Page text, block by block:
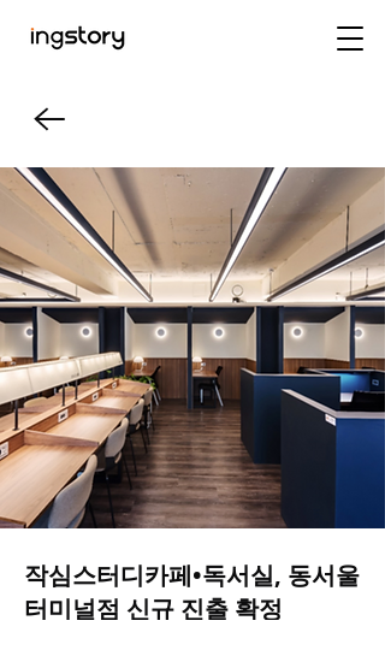
작심스터디카페•독서실, 동서울
터미널점 신규 진출 확정